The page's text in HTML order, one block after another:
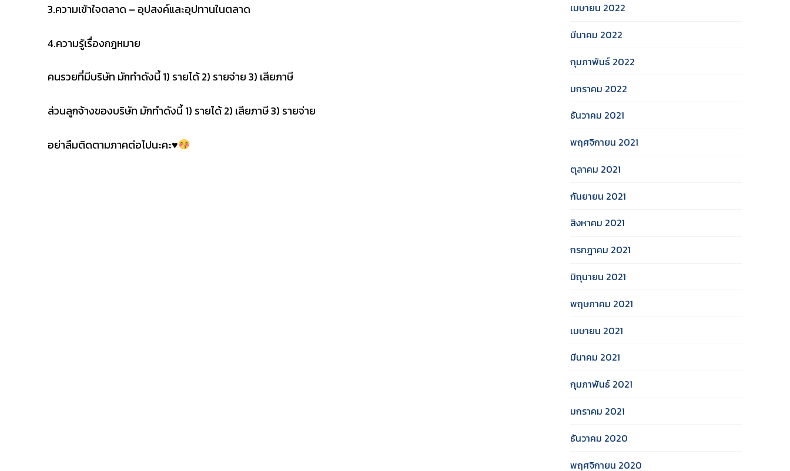
3.ความเข้าใจตลาด – อุปสงค์และอุปทานในตลาด
4.ความรู้เรื่องกฎหมาย
คนรวยที่มีบริษัท มักทำดังนี้ 1) รายได้ 2) รายจ่าย 3) เสียภาษี
ส่วนลูกจ้างของบริษัท มักทำดังนี้ 1) รายได้ 2) เสียภาษี 3) รายจ่าย
อย่าลืมติดตามภาคต่อไปนะคะ♥
เมษายน 2022
มีนาคม 2022
กุมภาพันธ์ 2022
มกราคม 2022
ธันวาคม 2021
พฤศจิกายน 2021
ตุลาคม 2021
กันยายน 2021
สิงหาคม 2021
กรกฎาคม 2021
มิถุนายน 2021
พฤษภาคม 2021
เมษายน 2021
มีนาคม 2021
กุมภาพันธ์ 2021
มกราคม 2021
ธันวาคม 2020
พฤศจิกายน 2020